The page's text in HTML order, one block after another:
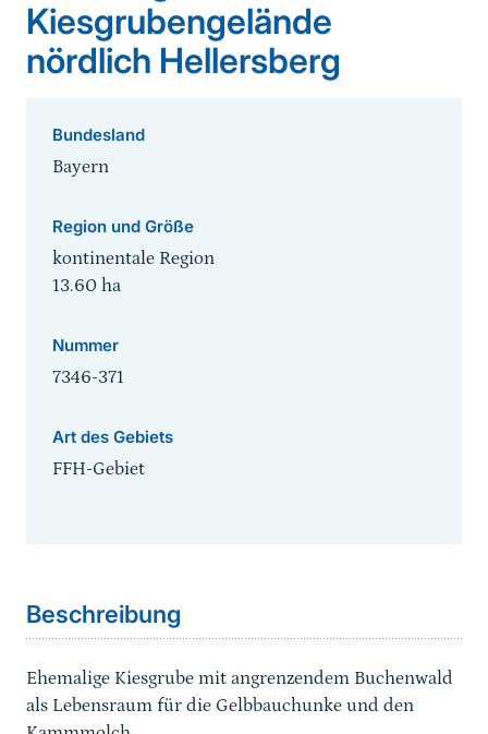
Kiesgrubengelände
nördlich Hellersberg
Bundesland
Bayern
Region und Größe
kontinentale Region
13.60 ha
Nummer
7346-371
Art des Gebiets
FFH-Gebiet
Beschreibung
Ehemalige Kiesgrube mit angrenzendem Buchenwald
als Lebensraum für die Gelbbauchunke und den